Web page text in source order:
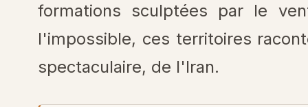
formations sculptées par le
l'impossible, ces territoires
spectaculaire, de l'Iran.